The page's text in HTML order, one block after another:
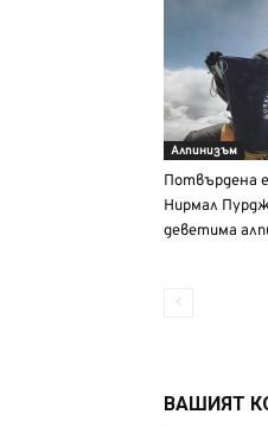
Алпинизъм
Потвърдена
Нирмал
деветима
ВАШИЯТ